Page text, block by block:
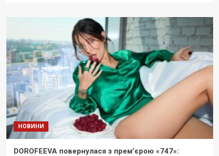
НОВИНИ
DOROFEEVA повернулася з прем’єрою «747»: